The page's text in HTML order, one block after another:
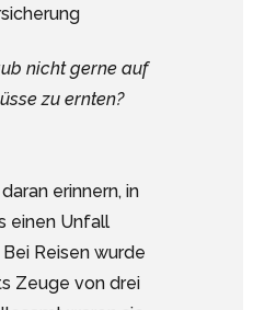
nicht gerne auf
zu ernten?
erinnern, in
einen Unfall
Reisen wurde
Zeuge von drei